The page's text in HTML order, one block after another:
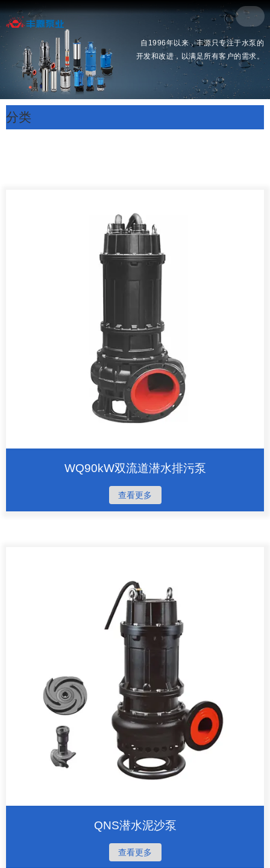
自1996年以来，丰源只专注于水泵的
开发和改进，以满足所有客户的需求。
分类
WQ90kW双流道潜水排污泵
查看更多
QNS潜水泥沙泵
查看更多